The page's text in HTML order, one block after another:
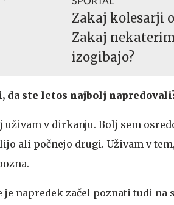
Zakaj kolesarji
Zakaj
izogibajo?
da ste letos najbolj
uživam v dirkanju. Bolj sem
ali počnejo drugi. Uživam v
je napredek začel poznati tudi